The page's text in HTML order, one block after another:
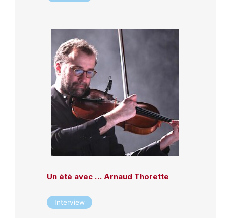
Un été avec … Arnaud Thorette
Interview